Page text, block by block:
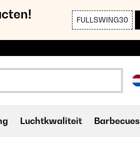
FULLSWING30
Luchtkwaliteit Barbecues